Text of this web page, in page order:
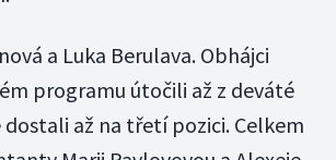
a Luka Berulava. Obhájci
programu útočili až z deváté
až na třetí pozici. Celkem